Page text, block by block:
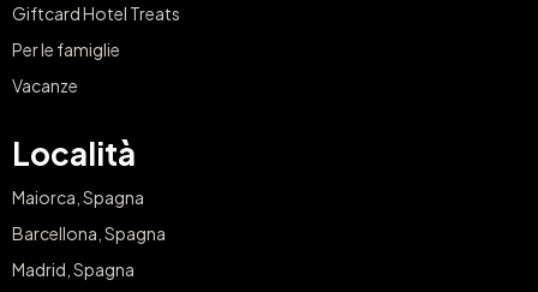
Giftcard Hotel Treats
Per le famiglie
Vacanze
Località
Maiorca, Spagna
Barcellona, Spagna
Madrid, Spagna